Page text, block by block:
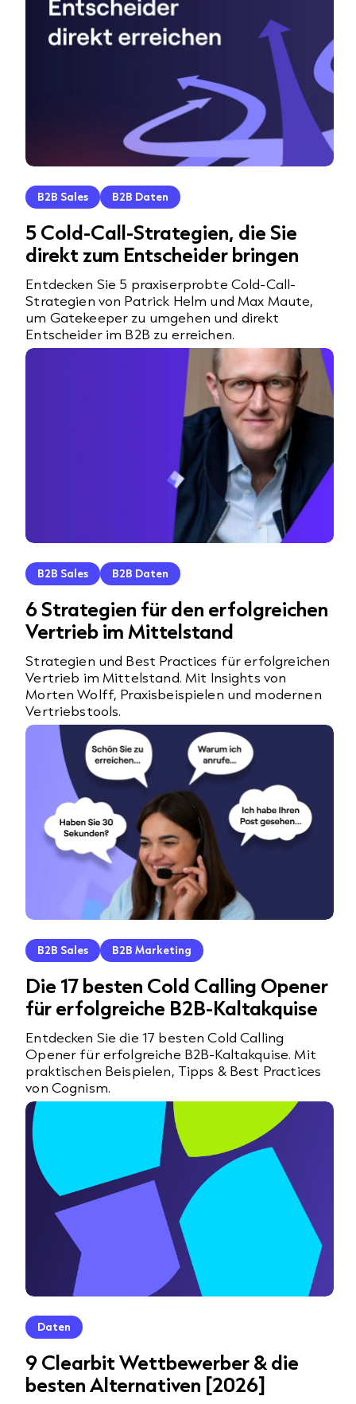
B2B Sales B2B Daten
5 Cold-Call-Strategien, die Sie
direkt zum Entscheider bringen
Entdecken Sie 5 praxiserprobte Cold-Call-
Strategien von Patrick Helm und Max Maute,
um Gatekeeper zu umgehen und direkt
Entscheider im B2B zu erreichen.
B2B Sales B2B Daten
6 Strategien für den erfolgreichen
Vertrieb im Mittelstand
Strategien und Best Practices für erfolgreichen
Vertrieb im Mittelstand. Mit Insights von
Morten Wolff, Praxisbeispielen und modernen
Vertriebstools.
B2B Sales B2B Marketing
Die 17 besten Cold Calling Opener
für erfolgreiche B2B-Kaltakquise
Entdecken Sie die 17 besten Cold Calling
Opener für erfolgreiche B2B-Kaltakquise. Mit
praktischen Beispielen, Tipps & Best Practices
von Cognism.
Daten
9 Clearbit Wettbewerber & die
besten Alternativen [2026]